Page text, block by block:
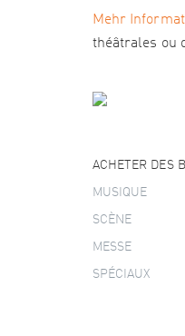
Mehr
théâtrales ou
ACHETER DES
MUSIQUE
SCÈNE
MESSE
SPÉCIAUX